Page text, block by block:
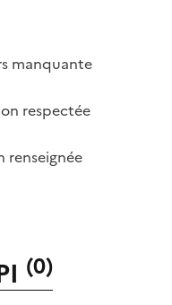
manquante
respectée
renseignée
(0)